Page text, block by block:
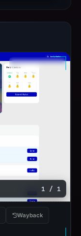
1 / 1
Wayback